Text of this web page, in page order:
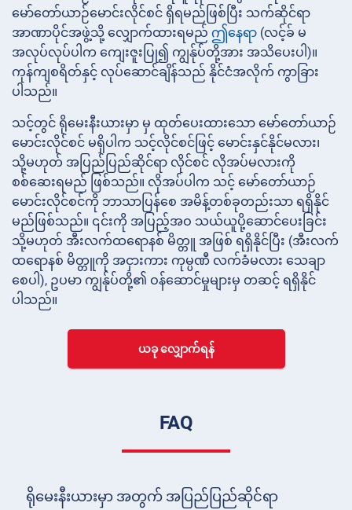
မော်တော်ယာဉ်မောင်းလိုင်စင် ရှိရမည်ဖြစ်ပြီး သက်ဆိုင်ရာ
အာဏာပိုင်အဖွဲ့သို့ လျှောက်ထားရမည် ဤနေရာ (လင့်ခ် မ
အလုပ်လုပ်ပါက ကျေးဇူးပြု၍ ကျွန်ုပ်တို့အား အသိပေးပါ)။
ကုန်ကျစရိတ်နှင့် လုပ်ဆောင်ချိန်သည် နိုင်ငံအလိုက် ကွာခြား
ပါသည်။
သင့်တွင် ရိုမေးနီးယားမှာ မှ ထုတ်ပေးထားသော မော်တော်ယာဉ်
မောင်းလိုင်စင် မရှိပါက သင့်လိုင်စင်ဖြင့် မောင်းနှင်နိုင်မလား၊
သို့မဟုတ် အပြည်ပြည်ဆိုင်ရာ လိုင်စင် လိုအပ်မလားကို
စစ်ဆေးရမည် ဖြစ်သည်။ လိုအပ်ပါက သင့် မော်တော်ယာဉ်
မောင်းလိုင်စင်ကို ဘာသာပြန်စေ အမိန့်တစ်ခုတည်းသာ ရရှိနိုင်
မည်ဖြစ်သည်။ ၎င်းကို အပြည့်အဝ သယ်ယူပို့ဆောင်ပေးခြင်း
သို့မဟုတ် အီးလက်ထရောနစ် မိတ္တူ အဖြစ် ရရှိနိုင်ပြီး (အီးလက်
ထရောနစ် မိတ္တူကို အငှားကား ကုမ္ပဏီ လက်ခံမလား သေချာ
စေပါ), ဥပမာ ကျွန်ုပ်တို့၏ ဝန်ဆောင်မှုများမှ တဆင့် ရရှိနိုင်
ပါသည်။
ယခု လျှောက်ရန်
FAQ
ရိုမေးနီးယားမှာ အတွက် အပြည်ပြည်ဆိုင်ရာ